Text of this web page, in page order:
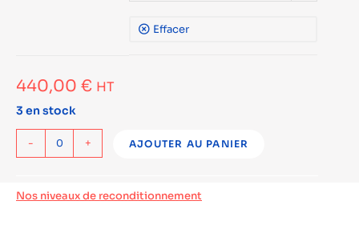
Effacer
440,00 € HT
3 en stock
- + AJOUTER AU PANIER
Nos niveaux de reconditionnement